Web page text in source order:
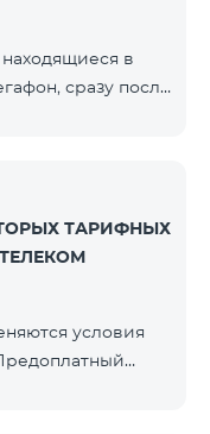
в
сразу после
и SMS
Обращаем
только при
ТАРИФНЫХ
условия